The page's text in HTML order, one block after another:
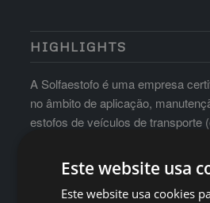
HIGHLIGHTS
A Solfaestofo é uma empresa
no âmbito de aplicação,
estofos de veículos de transporte
Este website usa
Este website usa cookies